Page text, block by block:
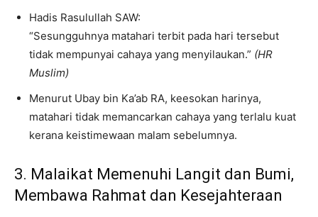
Hadis Rasulullah SAW:
“Sesungguhnya matahari terbit pada hari tersebut
tidak mempunyai cahaya yang menyilaukan.” (HR
Muslim)
Menurut Ubay bin Ka’ab RA, keesokan harinya,
matahari tidak memancarkan cahaya yang terlalu kuat
kerana keistimewaan malam sebelumnya.
3. Malaikat Memenuhi Langit dan Bumi,
Membawa Rahmat dan Kesejahteraan